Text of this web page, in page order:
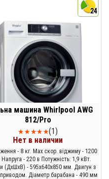
24
машина Whirlpool AWG
812/Pro
(1)
Нет в наличии
- 8 кг. Max скор. віджиму - 1200
Напруга - 220 в Потужність: 1,9 кВт.
(ДхШхВ) - 595х640х850 мм. Двигун з
Діаметр барабана - 490 мм